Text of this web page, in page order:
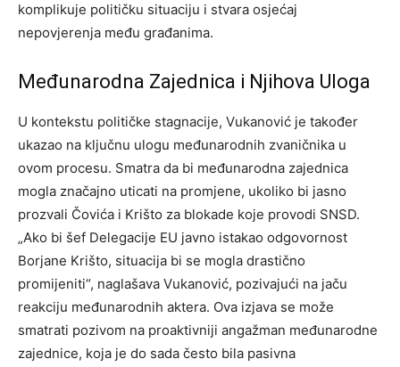
komplikuje političku situaciju i stvara osjećaj
nepovjerenja među građanima.
Međunarodna Zajednica i Njihova Uloga
U kontekstu političke stagnacije, Vukanović je također
ukazao na ključnu ulogu međunarodnih zvaničnika u
ovom procesu. Smatra da bi međunarodna zajednica
mogla značajno uticati na promjene, ukoliko bi jasno
prozvali Čovića i Krišto za blokade koje provodi SNSD.
„Ako bi šef Delegacije EU javno istakao odgovornost
Borjane Krišto, situacija bi se mogla drastično
promijeniti“, naglašava Vukanović, pozivajući na jaču
reakciju međunarodnih aktera. Ova izjava se može
smatrati pozivom na proaktivniji angažman međunarodne
zajednice, koja je do sada često bila pasivna